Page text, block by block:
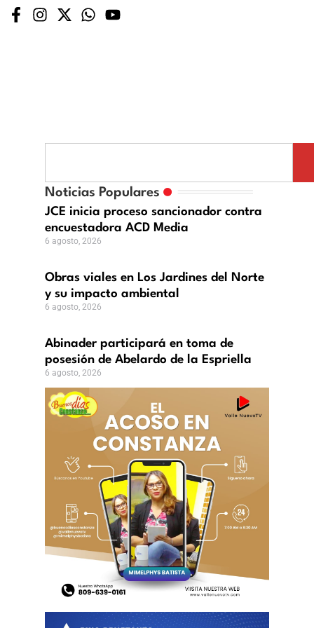
Noticias Populares
JCE inicia proceso sancionador contra
encuestadora ACD Media
6 agosto, 2026
Obras viales en Los Jardines del Norte
y su impacto ambiental
6 agosto, 2026
Abinader participará en toma de
posesión de Abelardo de la Espriella
6 agosto, 2026